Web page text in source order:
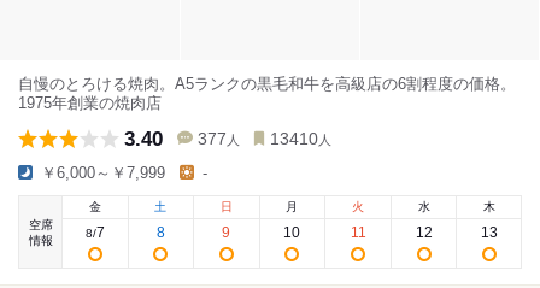
自慢のとろける焼肉。A5ランクの黒毛和牛を高級店の6割程度の価格。
1975年創業の焼肉店
3.40 377 人 13410 人
￥6,000～￥7,999 -
空席
情報
金
8/7
土
8
日
9
月
10
火
11
水
12
木
13